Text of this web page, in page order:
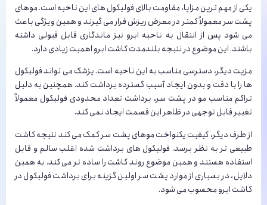
یکی از مهم ترین مزایا، مقاومت بالای فولیکول های این ناحیه است. موهای
پشت سر معمولاً کمتر در معرض ریزش قرار می گیرند و همین ویژگی باعث
می شود پس از انتقال به ناحیه ابرو نیز ماندگاری قابل قبولی داشته
باشند. این موضوع در نتیجه بلندمدت کاشت ابرو اهمیت زیادی دارد.
مزیت دیگر، دسترسی مناسب به این ناحیه است. پزشک می تواند فولیکول
ها را با دقت و بدون ایجاد آسیب گسترده برداشت کند. همچنین به دلیل
تراکم مناسب مو در پشت سر، برداشت تعداد محدودی فولیکول معمولاً
تغییر قابل توجهی در ظاهر این قسمت ایجاد نمی کند.
از طرف دیگر، کیفیت یکنواخت موهای پشت سر کمک می کند نتیجه کاشت
طبیعی تر به نظر برسد. فولیکول های برداشت شده اغلب سالم و قابل
استفاده هستند و همین موضوع روند کاشت را ساده تر می کند. به همین
دلایل، در بسیاری از موارد پشت سر اولین گزینه برای برداشت فولیکول در
کاشت ابرو محسوب می شود.